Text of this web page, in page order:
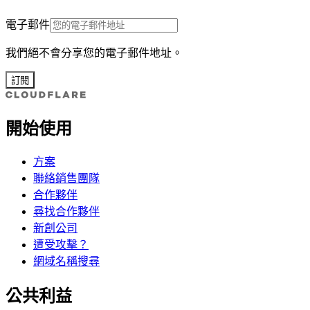
電子郵件
我們絕不會分享您的電子郵件地址。
訂閱
開始使用
方案
聯絡銷售團隊
合作夥伴
尋找合作夥伴
新創公司
遭受攻擊？
網域名稱搜尋
公共利益